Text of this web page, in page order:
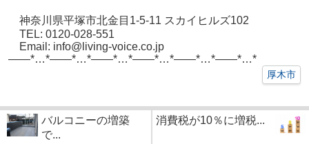
神奈川県平塚市北金目1-5-11 スカイヒルズ102
TEL: 0120-028-551
Email: info@living-voice.co.jp
——*…*——*…*——*…*——*…*——*…*——*…*
厚木市
バルコニーの増築
で...
消費税が10％に増税...